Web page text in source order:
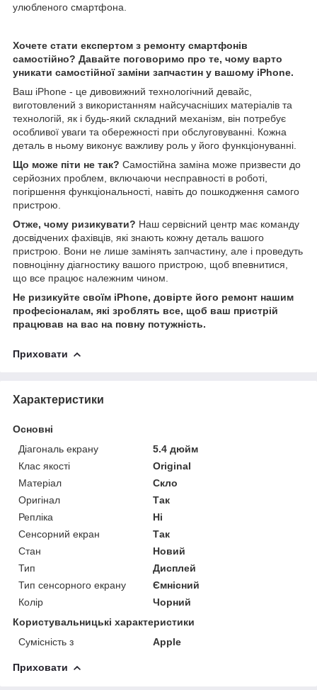
улюбленого смартфона.
Хочете стати експертом з ремонту смартфонів
самостійно? Давайте поговоримо про те, чому варто
уникати самостійної заміни запчастин у вашому iPhone.
Ваш iPhone - це дивовижний технологічний девайс,
виготовлений з використанням найсучасніших матеріалів та
технологій, як і будь-який складний механізм, він потребує
особливої уваги та обережності при обслуговуванні. Кожна
деталь в ньому виконує важливу роль у його функціонуванні.
Що може піти не так? Самостійна заміна може призвести до
серйозних проблем, включаючи несправності в роботі,
погіршення функціональності, навіть до пошкодження самого
пристрою.
Отже, чому ризикувати? Наш сервісний центр має команду
досвідчених фахівців, які знають кожну деталь вашого
пристрою. Вони не лише замінять запчастину, але і проведуть
повноцінну діагностику вашого пристрою, щоб впевнитися,
що все працює належним чином.
Не ризикуйте своїм iPhone, довірте його ремонт нашим
професіоналам, які зроблять все, щоб ваш пристрій
працював на вас на повну потужність.
Приховати
Характеристики
Основні
Діагональ екрану
5.4 дюйм
Клас якості
Original
Матеріал
Скло
Оригінал
Так
Репліка
Ні
Сенсорний екран
Так
Стан
Новий
Тип
Дисплей
Тип сенсорного екрану
Ємнісний
Колір
Чорний
Користувальницькі характеристики
Сумісність з
Apple
Приховати